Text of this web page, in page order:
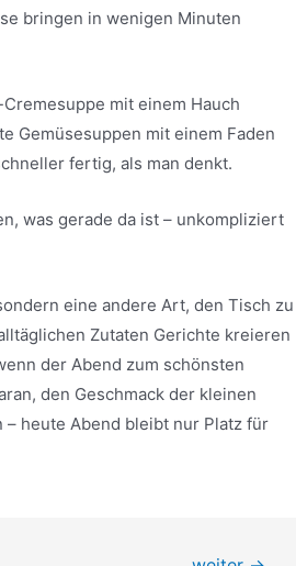
bringen in wenigen Minuten
mit einem Hauch
Gemüsesuppen mit einem Faden
fertig, als man denkt.
was gerade da ist – unkompliziert
eine andere Art, den Tisch zu
Zutaten Gerichte kreieren
der Abend zum schönsten
den Geschmack der kleinen
heute Abend bleibt nur Platz für